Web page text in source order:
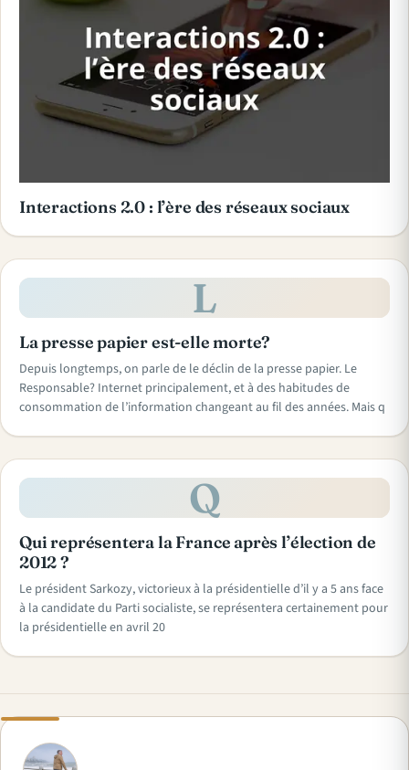
Interactions 2.0 : l’ère des réseaux sociaux
L
La presse papier est-elle morte?
Depuis longtemps, on parle de le déclin de la presse papier. Le
Responsable? Internet principalement, et à des habitudes de
consommation de l’information changeant au fil des années. Mais q
Q
Qui représentera la France après l’élection de
2012 ?
Le président Sarkozy, victorieux à la présidentielle d’il y a 5 ans face
à la candidate du Parti socialiste, se représentera certainement pour
la présidentielle en avril 20